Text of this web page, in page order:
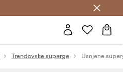
Trendovske superge